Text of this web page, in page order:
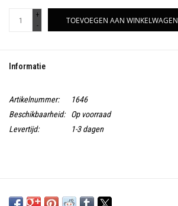
+
-
TOEVOEGEN AAN WINKELWAGEN
Informatie
Artikelnummer:
1646
Beschikbaarheid:
Op voorraad
Levertijd:
1-3 dagen